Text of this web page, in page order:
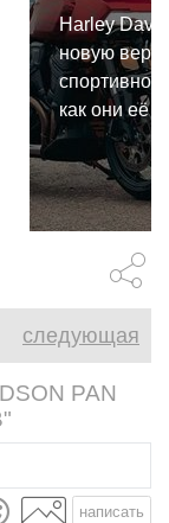
Harley
новую
спортивно-
как они её
новинка
дорожник и
похожа на
Bronx.
следующая
PAN
написать